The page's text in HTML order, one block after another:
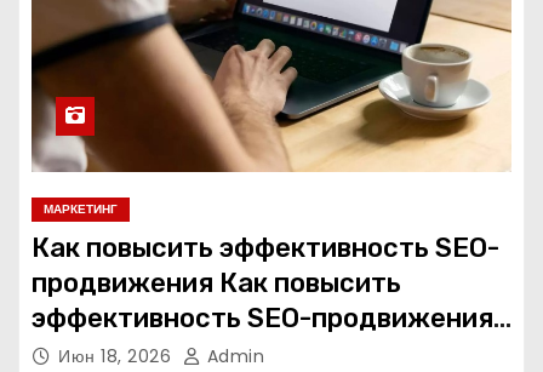
МАРКЕТИНГ
Как повысить эффективность SEO-
продвижения Как повысить
эффективность SEO-продвижения
в 2026 году
Июн 18, 2026 Admin